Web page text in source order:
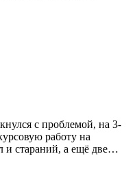
сразу оговорены и четко
проблемы,то помощь
спасибо!!!
с проблемой, на 3-
работу на
и стараний, а ещё две